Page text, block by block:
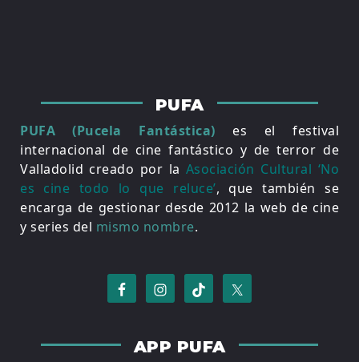
PUFA
PUFA (Pucela Fantástica) es el festival
internacional de cine fantástico y de terror de
Valladolid creado por la Asociación Cultural ‘No
es cine todo lo que reluce’, que también se
encarga de gestionar desde 2012 la web de cine
y series del mismo nombre.
APP PUFA